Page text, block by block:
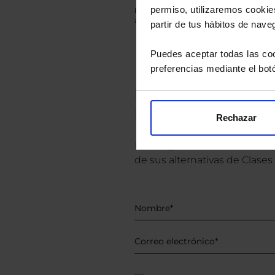
permiso, utilizaremos
partir de tus hábitos de
Puedes aceptar todas las
preferencias mediante el
Rechazar
Los datos de rentabilidad mostrados
anterior a Valor Liquidativo actual con
Le
Descárguese el archivo
de sus alternativas de